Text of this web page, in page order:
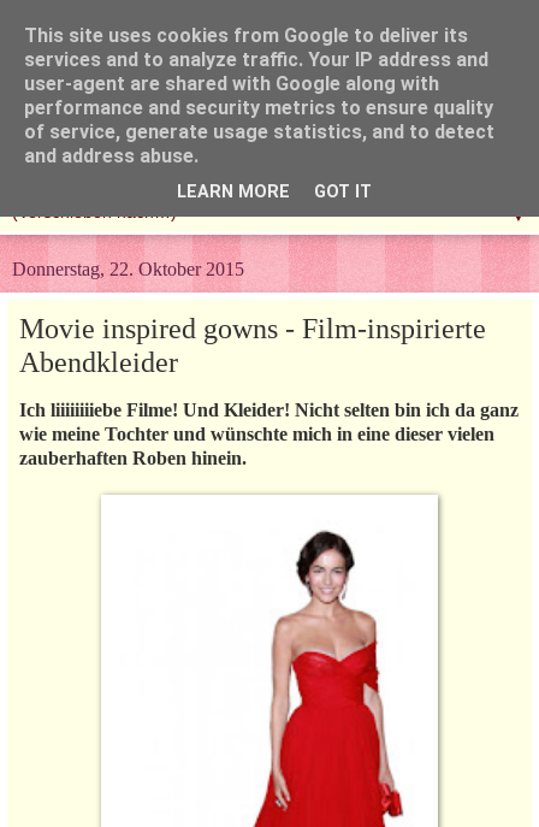
▼
Donnerstag, 22. Oktober 2015
Movie inspired gowns - Film-inspirierte
Abendkleider
Ich liiiiiiiiebe Filme! Und Kleider! Nicht selten bin ich da ganz
wie meine Tochter und wünschte mich in eine dieser vielen
zauberhaften Roben hinein.
This site uses cookies from Google to deliver its
services and to analyze traffic. Your IP address and
user-agent are shared with Google along with
performance and security metrics to ensure quality
of service, generate usage statistics, and to detect
and address abuse.
LEARN MORE GOT IT